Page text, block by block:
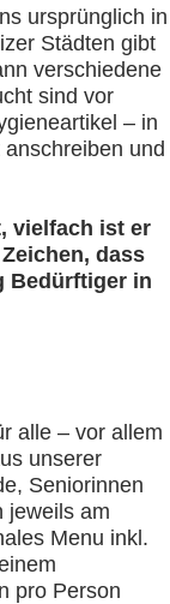
ursprünglich in
Städten gibt
verschiedene
sind vor
– in
und
vielfach ist er
dass
Bedürftiger in
alle – vor allem
unserer
Seniorinnen
jeweils am
Menu inkl.
pro Person